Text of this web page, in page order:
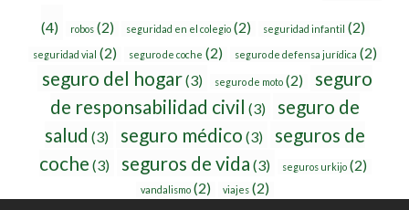
(4) robos(2) seguridad en el colegio(2) seguridad infantil (2)
seguridad vial (2) seguro de coche (2) seguro de defensa jurídica (2)
seguro del hogar(3) seguro de moto (2)
seguro
de responsabilidad civil (3)
seguro de
salud (3) seguro médico (3)
seguros de
coche (3) seguros de vida (3) seguros urkijo(2)
vandalismo (2) viajes (2)